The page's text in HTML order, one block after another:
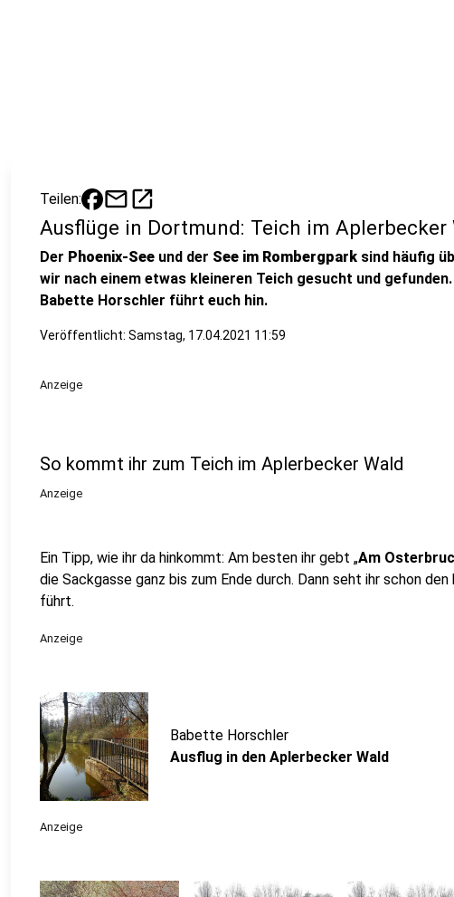
Teilen: mailopen_in_new
Ausflüge in Dortmund: Teich im Aplerbecker
Der Phoenix-See und der See im Rombergpark sind häufig
wir nach einem etwas kleineren Teich gesucht und
Babette Horschler führt euch hin.
Veröffentlicht: Samstag, 17.04.2021 11:59
Anzeige
So kommt ihr zum Teich im Aplerbecker Wald
Anzeige
Ein Tipp, wie ihr da hinkommt: Am besten ihr gebt „Am
die Sackgasse ganz bis zum Ende durch. Dann seht ihr schon
führt.
Anzeige
Babette Horschler
Ausflug in den Aplerbecker Wald
Anzeige